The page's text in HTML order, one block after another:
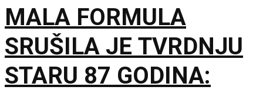
MALA FORMULA
SRUŠILA JE TVRDNJU
STARU 87 GODINA: